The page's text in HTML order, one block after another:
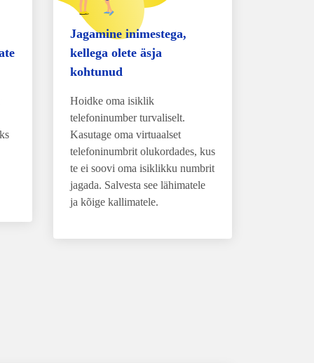
Jagamine inimestega,
kellega olete äsja
kohtunud
Hoidke oma isiklik
telefoninumber turvaliselt.
Kasutage oma virtuaalset
telefoninumbrit olukordades, kus
te ei soovi oma isiklikku numbrit
jagada. Salvesta see lähimatele
ja kõige kallimatele.